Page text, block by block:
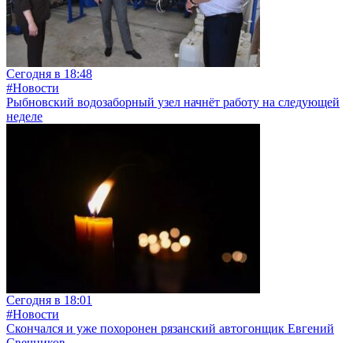
Сегодня в 18:48
#Новости
Рыбновский водозаборный узел начнёт работу на следующей
неделе
Сегодня в 18:01
#Новости
Скончался и уже похоронен рязанский автогонщик Евгений